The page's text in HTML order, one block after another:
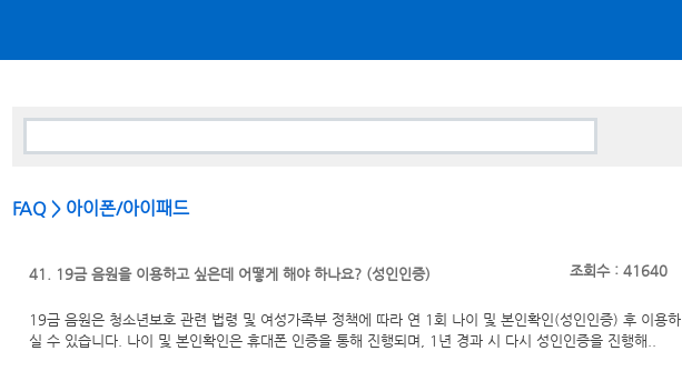
FAQ > 아이폰/아이패드
41. 19금 음원을 이용하고 싶은데 어떻게 해야 하나요? (성인인증) 조회수 : 41640
19금 음원은 청소년보호 관련 법령 및 여성가족부 정책에 따라 연 1회 나이 및 본인확인(성인인증) 후 이용하
실 수 있습니다. 나이 및 본인확인은 휴대폰 인증을 통해 진행되며, 1년 경과 시 다시 성인인증을 진행해..